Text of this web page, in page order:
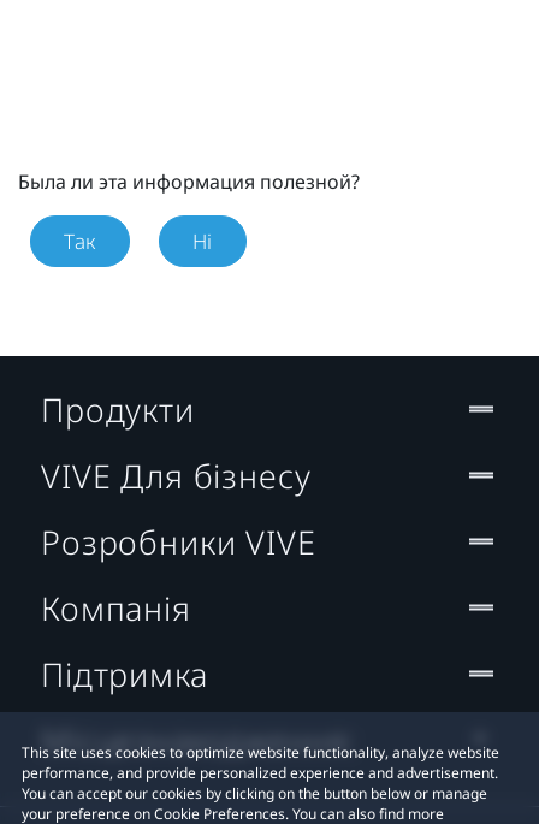
Была ли эта информация полезной?
Так Ні
This site uses cookies to optimize website functionality, analyze website
performance, and provide personalized experience and advertisement.
You can accept our cookies by clicking on the button below or manage
your preference on Cookie Preferences. You can also find more
Продукти
VIVE Для бізнесу
Розробники VIVE
Компанія
Підтримка
Місцезнаходження: